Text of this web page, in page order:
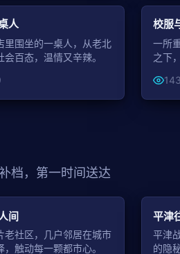
人
里围坐的一桌人，从老北
百态，温情又辛辣。
青春
校服
一所
之下
档，第一时间送达
间
老社区，几户邻居在城市
触动每一颗都市心。
平津
平津
的隐